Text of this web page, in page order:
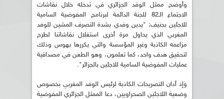
وأوضح ممثل الوفد الجزائري في تدخله خلال نقاشات
الاجتماع الـ82 للجنة الدائمة لبرنامج المفوضية السامية
للاجئين بجنيف: "يدين وفدي بشدة التصرف المشين للوفد
المغربي الذي يحاول مرة أخرى استغلال نقاشاتنا لطرح
مزاعمه الكاذبة وغير المؤسسة والتي يكررها بهوس وذلك
لتحقيق هدف واحد، كما تعلمون، وهو الطعن في مصداقية
عمليات المفوضية السامية للاجئين بالجزائر".
وإذ أدان التصريحات الكاذبة لرئيس الوفد المغربي بخصوص
وضعية اللاجئين الصحراويين، دعا الممثل الجزائري المفوضية